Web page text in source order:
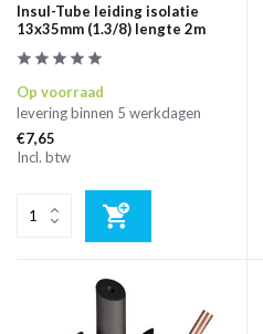
Insul-Tube leiding isolatie
13x35mm (1.3/8) lengte 2m
Op voorraad
levering binnen 5 werkdagen
€7,65
Incl. btw